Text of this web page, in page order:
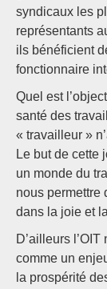
syndicaux les
représentants
ils bénéficient
fonctionnaire
Quel est
santé des
« travailleur »
Le but de cette
un monde du
nous permettre
dans la joie et
D’ailleurs
comme un
la prospérité